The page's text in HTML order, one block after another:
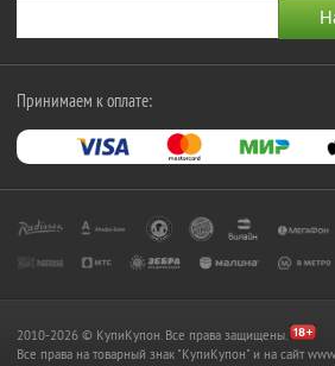
Принимаем к оплате:
2010-2026 © КупиКупон. Все права защищены.
Все права на товарный знак "КупиКупон" и на сайт